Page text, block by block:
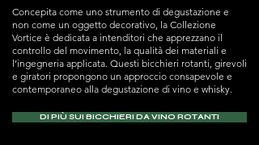
Concepita come uno strumento di degustazione e
non come un oggetto decorativo, la Collezione
Vortice è dedicata a intenditori che apprezzano il
controllo del movimento, la qualità dei materiali e
l’ingegneria applicata. Questi bicchieri rotanti, girevoli
e giratori propongono un approccio consapevole e
contemporaneo alla degustazione di vino e whisky.
DI PIÙ SUI BICCHIERI DA VINO ROTANTI